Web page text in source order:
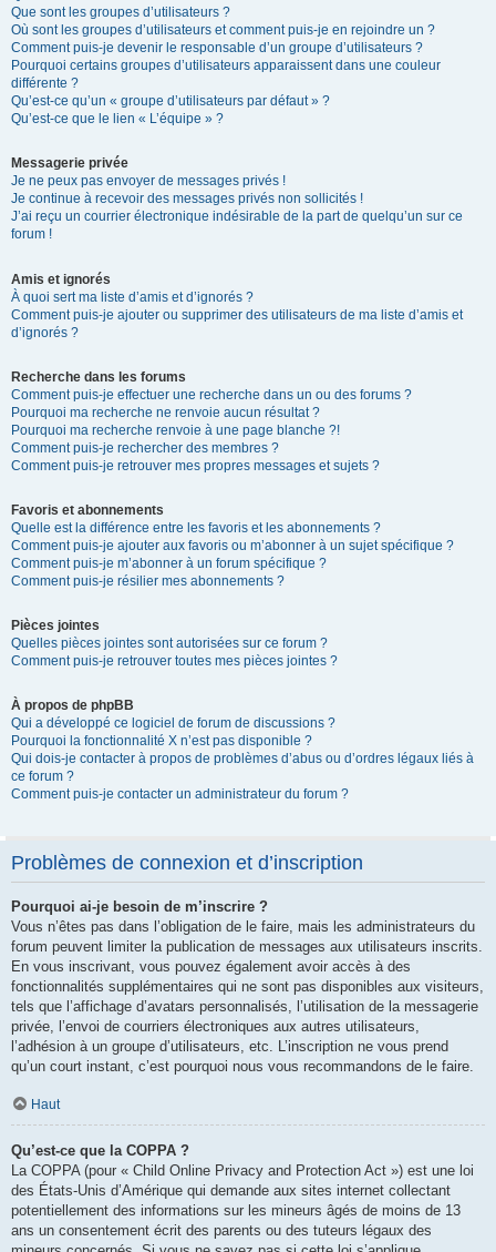
Que sont les groupes d’utilisateurs ?
Où sont les groupes d’utilisateurs et comment puis-je en rejoindre un ?
Comment puis-je devenir le responsable d’un groupe d’utilisateurs ?
Pourquoi certains groupes d’utilisateurs apparaissent dans une couleur
différente ?
Qu’est-ce qu’un « groupe d’utilisateurs par défaut » ?
Qu’est-ce que le lien « L’équipe » ?
Messagerie privée
Je ne peux pas envoyer de messages privés !
Je continue à recevoir des messages privés non sollicités !
J’ai reçu un courrier électronique indésirable de la part de quelqu’un sur ce
forum !
Amis et ignorés
À quoi sert ma liste d’amis et d’ignorés ?
Comment puis-je ajouter ou supprimer des utilisateurs de ma liste d’amis et
d’ignorés ?
Recherche dans les forums
Comment puis-je effectuer une recherche dans un ou des forums ?
Pourquoi ma recherche ne renvoie aucun résultat ?
Pourquoi ma recherche renvoie à une page blanche ?!
Comment puis-je rechercher des membres ?
Comment puis-je retrouver mes propres messages et sujets ?
Favoris et abonnements
Quelle est la différence entre les favoris et les abonnements ?
Comment puis-je ajouter aux favoris ou m’abonner à un sujet spécifique ?
Comment puis-je m’abonner à un forum spécifique ?
Comment puis-je résilier mes abonnements ?
Pièces jointes
Quelles pièces jointes sont autorisées sur ce forum ?
Comment puis-je retrouver toutes mes pièces jointes ?
À propos de phpBB
Qui a développé ce logiciel de forum de discussions ?
Pourquoi la fonctionnalité X n’est pas disponible ?
Qui dois-je contacter à propos de problèmes d’abus ou d’ordres légaux liés à
ce forum ?
Comment puis-je contacter un administrateur du forum ?
Problèmes de connexion et d’inscription
Pourquoi ai-je besoin de m’inscrire ?
Vous n’êtes pas dans l’obligation de le faire, mais les administrateurs du
forum peuvent limiter la publication de messages aux utilisateurs inscrits.
En vous inscrivant, vous pouvez également avoir accès à des
fonctionnalités supplémentaires qui ne sont pas disponibles aux visiteurs,
tels que l’affichage d’avatars personnalisés, l’utilisation de la messagerie
privée, l’envoi de courriers électroniques aux autres utilisateurs,
l’adhésion à un groupe d’utilisateurs, etc. L’inscription ne vous prend
qu’un court instant, c’est pourquoi nous vous recommandons de le faire.
Haut
Qu’est-ce que la COPPA ?
La COPPA (pour « Child Online Privacy and Protection Act ») est une loi
des États-Unis d’Amérique qui demande aux sites internet collectant
potentiellement des informations sur les mineurs âgés de moins de 13
ans un consentement écrit des parents ou des tuteurs légaux des